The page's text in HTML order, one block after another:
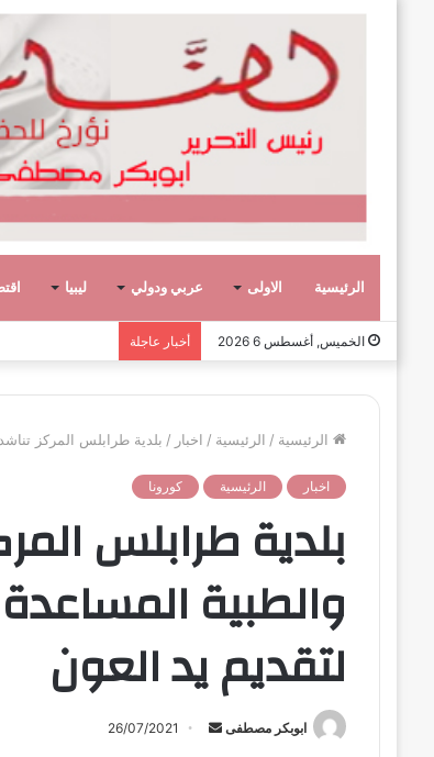
الرئيسية الاولى عربي ودولي ليبيا
الخميس, أغسطس 6 2026 أخبار عاجلة
الرئيسية / الرئيسية / اخبار / بلدية طرابلس المركز
اخبار الرئيسية كورونا
بلدية طرابلس
والطبية المساعدة
لتقديم يد العون
ابوبكر مصطفى
أ
26/07/2021